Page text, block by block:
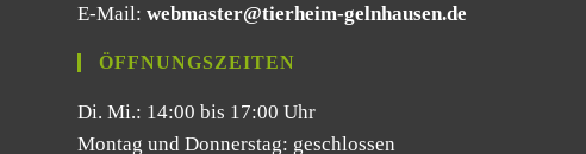
E-Mail: webmaster@tierheim-gelnhausen.de
ÖFFNUNGSZEITEN
Di. Mi.: 14:00 bis 17:00 Uhr
Montag und Donnerstag: geschlossen